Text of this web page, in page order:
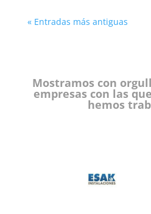
« Entradas más antiguas
Mostramos con
empresas con las
hemos